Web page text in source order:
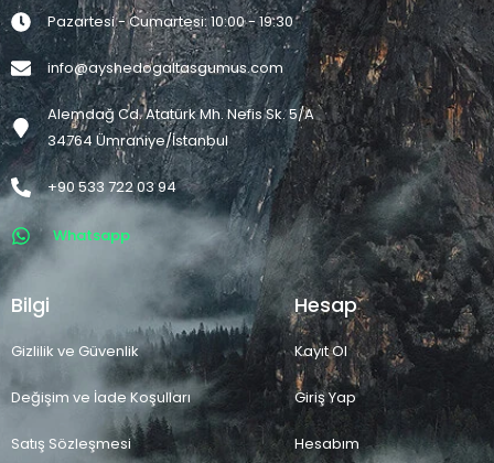
Pazartesi - Cumartesi: 10:00 - 19:30
info@ayshedogaltasgumus.com
Alemdağ Cd. Atatürk Mh. Nefis Sk. 5/A
34764 Ümraniye/İstanbul
+90 533 722 03 94
Whatsapp
Bilgi
Gizlilik ve Güvenlik
Değişim ve İade Koşulları
Satış Sözleşmesi
Hesap
Kayıt Ol
Giriş Yap
Hesabım